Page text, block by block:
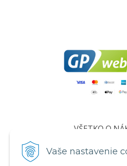
Vaše nastavenie
VŠETKO O
Certifikáty